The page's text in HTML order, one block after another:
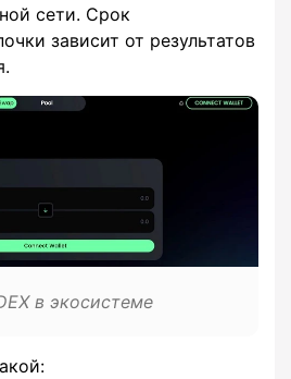
сети. Срок
зависит от результатов
в экосистеме